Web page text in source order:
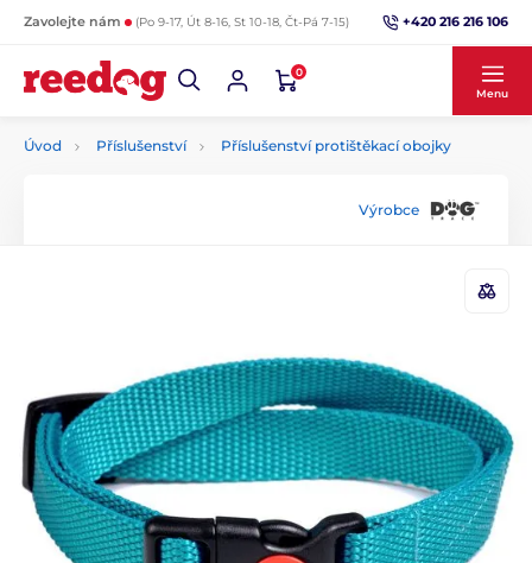
Zavolejte nám (Po 9-17, Út 8-16, St 10-18, Čt-Pá 7-15) +420 216 216 106
0
Menu
Úvod Příslušenství Příslušenství protištěkací obojky
Výrobce